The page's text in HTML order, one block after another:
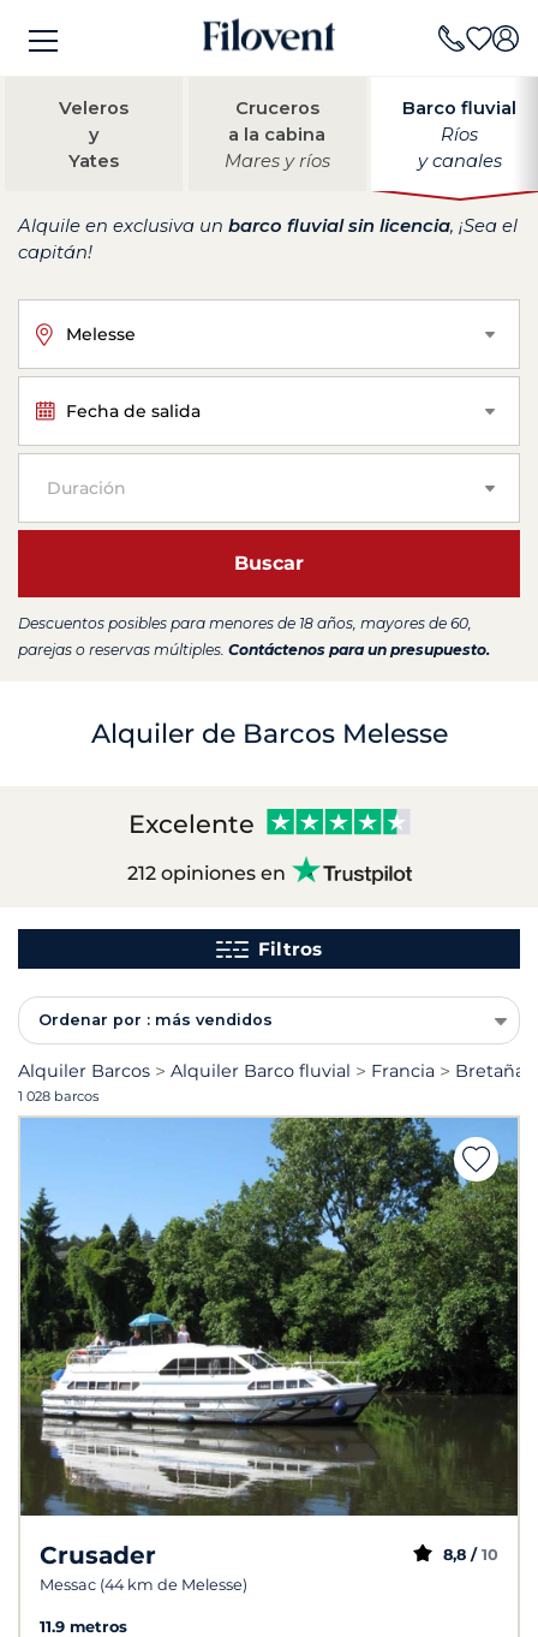
Veleros
y
Yates
Cruceros
a la cabina
Mares y ríos
Barco fluvial
Ríos
y canales
Alquile en exclusiva un barco fluvial sin licencia, ¡Sea el
capitán!
Melesse
Fecha de salida
Duración
Buscar
Descuentos posibles para menores de 18 años, mayores de 60,
parejas o reservas múltiples. Contáctenos para un presupuesto.
Alquiler de Barcos Melesse
Excelente
212 opiniones en
Filtros
Ordenar por : más vendidos
Alquiler Barcos Alquiler Barco fluvial Francia Bretaña
1 028 barcos
Crusader
Messac (44 km de Melesse)
8,8 / 10
11.9 metros